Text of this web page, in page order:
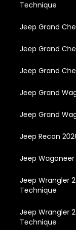
Technique
Jeep Grand
Jeep Grand
Jeep Grand
Jeep Grand
Jeep Grand
Jeep Recon
Jeep Wagoneer
Jeep Wrangler
Technique
Jeep Wrangler
Technique